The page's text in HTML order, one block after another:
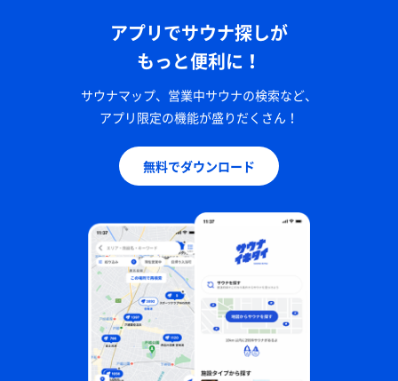
アプリでサウナ探しが
もっと便利に！
サウナマップ、営業中サウナの検索など、
アプリ限定の機能が盛りだくさん！
無料でダウンロード